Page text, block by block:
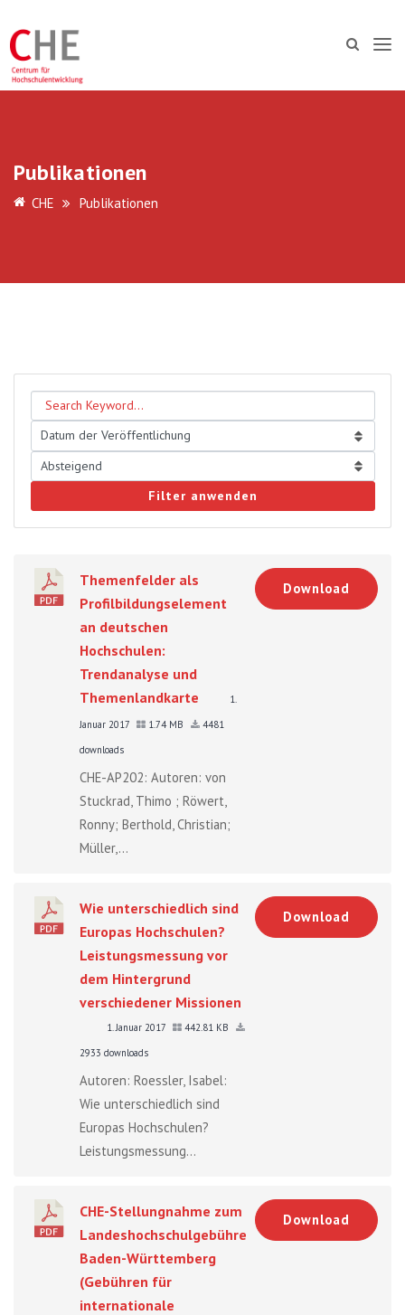
Publikationen
CHE Publikationen
Filter anwenden
Themenfelder als
Profilbildungselement
an deutschen
Hochschulen:
Trendanalyse und
Themenlandkarte
1.
Januar 2017
1.74 MB
4481
downloads
CHE-AP202: Autoren: von
Stuckrad, Thimo ; Röwert,
Ronny; Berthold, Christian;
Müller,...
Download
Wie unterschiedlich sind
Europas Hochschulen?
Leistungsmessung vor
dem Hintergrund
verschiedener Missionen
1. Januar 2017
442.81 KB
2933 downloads
Autoren: Roessler, Isabel:
Wie unterschiedlich sind
Europas Hochschulen?
Leistungsmessung...
Download
CHE-Stellungnahme zum
Landeshochschulgebührengesetz
Baden-Württemberg
(Gebühren für
internationale
Download